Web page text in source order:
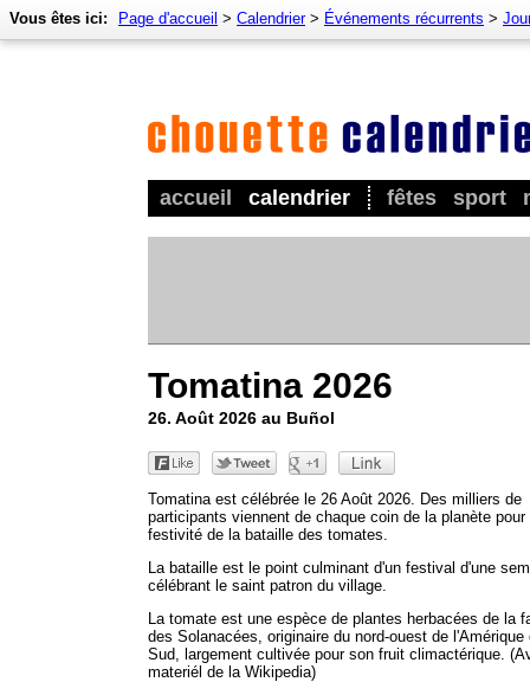
accueil calendrier fêtes sport
Vous êtes ici: Page d'accueil > Calendrier> Événements récurrents >
Tomatina 2026
26. Août 2026 au Buñol
Tomatina est célébrée le 26 Août 2026. Des milliers de
participants viennent de chaque coin de la planète pour
festivité de la bataille des tomates.
La bataille est le point culminant d'un festival d'une
célébrant le saint patron du village.
La tomate est une espèce de plantes herbacées de la
des Solanacées, originaire du nord-ouest de l'Amérique
Sud, largement cultivée pour son fruit climactérique.
materiél de la Wikipedia)